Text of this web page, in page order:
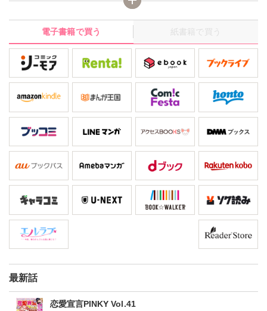
など、バラエティに富んだストーリーを多数収録。その他、毎号
過激なテーマに沿ったHコミックを掲載！ 普通のラブストーリー
では物足りない、禁断のLOVE＆Hを体験してみたいアナタにオス
スメのコミックです。（デジタル版のため、本誌と内容が異なる
場合があります。）
電子書籍で買う 紙書籍で買う
最新話
恋愛宣言PINKY Vol.41